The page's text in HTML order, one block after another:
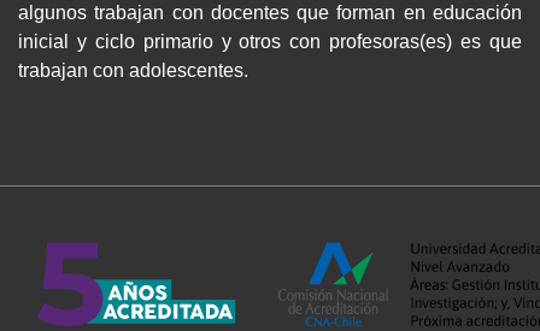
algunos trabajan con docentes que forman en educación
inicial y ciclo primario y otros con profesoras(es) es que
trabajan con adolescentes.